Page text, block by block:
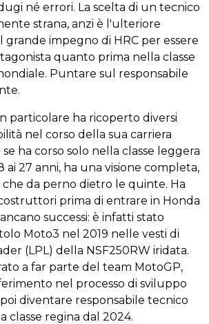
né errori. La scelta di un tecnico
strana, anzi è l'ulteriore
grande impegno di HRC per essere
quanto prima nella classe
Puntare sul responsabile
particolare ha ricoperto diversi
nel corso della sua carriera
ha corso solo nella classe leggera
ai 27 anni, ha una visione completa,
che da perno dietro le quinte. Ha
prima di entrare in Honda
successi: è infatti stato
Moto3 nel 2019 nelle vesti di
(LPL) della NSF250RW iridata.
a far parte del team MotoGP,
nel processo di sviluppo
diventare responsabile tecnico
classe regina dal 2024.